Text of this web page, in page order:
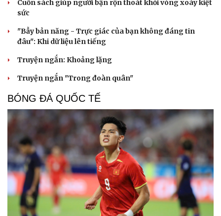
Du lịch
Tư vấn
Săn Tour
Podcast
Câu chuyện thời sự
Đọc truyện đêm khuya
Cuốn sách giúp người bận rộn thoát khỏi vòng xoáy kiệt
sức
"Bẫy bản năng - Trực giác của bạn không đáng tin
đâu": Khi dữ liệu lên tiếng
Truyện ngắn: Khoảng lặng
Truyện ngắn "Trong đoàn quân"
BÓNG ĐÁ QUỐC TẾ